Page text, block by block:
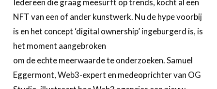
Iedereen die graag meesurft op trends, kocht al een
NFT van een of ander kunstwerk. Nu de hype voorbij
is en het concept ‘digital ownership’ ingeburgerd is, is
het moment aangebroken
om de echte meerwaarde te onderzoeken. Samuel
Eggermont, Web3-expert en medeoprichter van OG